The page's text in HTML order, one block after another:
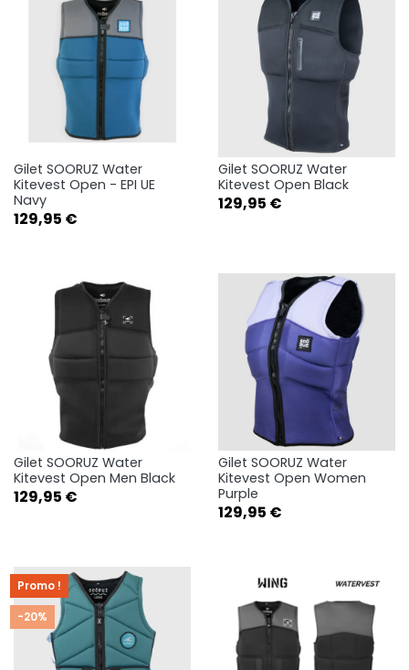
Gilet SOORUZ Water
Kitevest Open - EPI UE
Navy
Prix
129,95 €
Gilet SOORUZ Water
Kitevest Open Black
Prix
129,95 €
Gilet SOORUZ Water
Kitevest Open Men Black
Prix
129,95 €
Gilet SOORUZ Water
Kitevest Open Women
Purple
Prix
129,95 €
Promo !
-20%